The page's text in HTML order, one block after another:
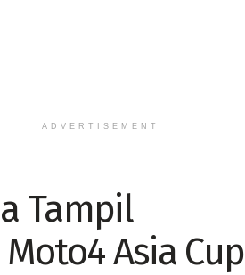
ADVERTISEMENT
Tampil
Asia Cup